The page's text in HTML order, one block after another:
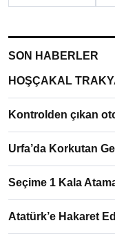
SON HABERLER
HOŞÇAKAL
Kontrolden çıkan
Urfa’da Korkutan
Seçime 1 Kala
Atatürk’e Hakaret